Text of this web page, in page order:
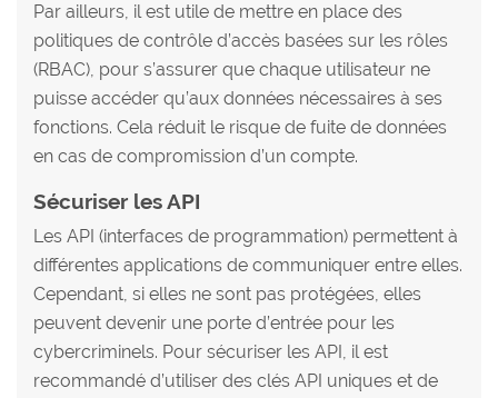
Par ailleurs, il est utile de mettre en place des
politiques de contrôle d’accès basées sur les rôles
(RBAC), pour s’assurer que chaque utilisateur ne
puisse accéder qu’aux données nécessaires à ses
fonctions. Cela réduit le risque de fuite de données
en cas de compromission d’un compte.
Sécuriser les API
Les API (interfaces de programmation) permettent à
différentes applications de communiquer entre elles.
Cependant, si elles ne sont pas protégées, elles
peuvent devenir une porte d’entrée pour les
cybercriminels. Pour sécuriser les API, il est
recommandé d’utiliser des clés API uniques et de